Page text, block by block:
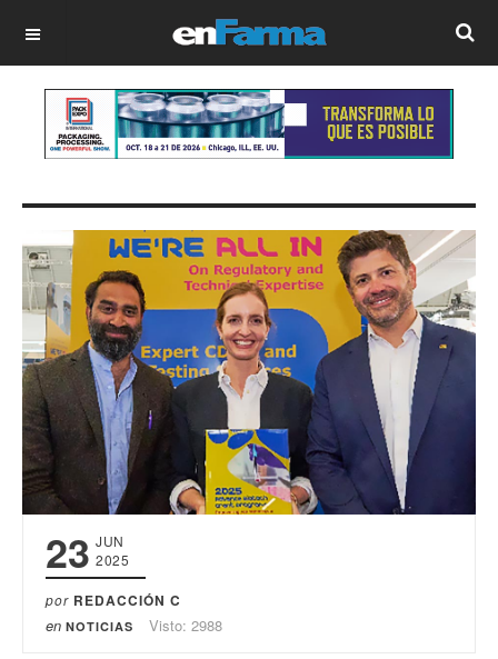
OFF CANVAS
23 JUN
2025
por REDACCIÓN C
en NOTICIAS Visto: 2988